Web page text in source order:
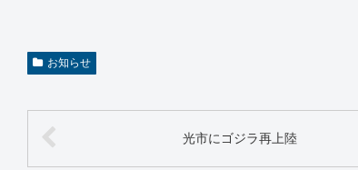
お知らせ
光市にゴジラ再上陸